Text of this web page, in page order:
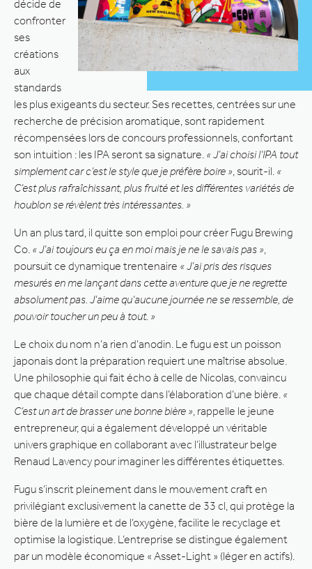
décide de
confronter
ses
créations
aux
standards
les plus exigeants du secteur. Ses recettes, centrées sur une
recherche de précision aromatique, sont rapidement
récompensées lors de concours professionnels, confortant
son intuition : les IPA seront sa signature. « J’ai choisi l’IPA tout
simplement car c’est le style que je préfère boire » , sourit-il. «
C’est plus rafraîchissant, plus fruité et les différentes variétés de
houblon se révèlent très intéressantes. »
Un an plus tard, il quitte son emploi pour créer Fugu Brewing
Co. « J’ai toujours eu ça en moi mais je ne le savais pas »
poursuit ce dynamique trentenaire « J’ai pris des risques
mesurés en me lançant dans cette aventure que je ne regrette
absolument pas. J’aime qu’aucune journée ne se ressemble, de
pouvoir toucher un peu à tout. »
Le choix du nom n’a rien d’anodin. Le fugu est un poisson
japonais dont la préparation requiert une maîtrise absolue.
Une philosophie qui fait écho à celle de Nicolas, convaincu
que chaque détail compte dans l’élaboration d’une bière. «
C’est un art de brasser une bonne bière » , rappelle le jeune
entrepreneur, qui a également développé un véritable
univers graphique en collaborant avec l’illustrateur belge
Renaud Lavency pour imaginer les différentes étiquettes.
Fugu s’inscrit pleinement dans le mouvement craft en
privilégiant exclusivement la canette de 33 cl, qui protège la
bière de la lumière et de l’oxygène, facilite le recyclage et
optimise la logistique. L’entreprise se distingue également
par un modèle économique « Asset-Light » (léger en actifs).